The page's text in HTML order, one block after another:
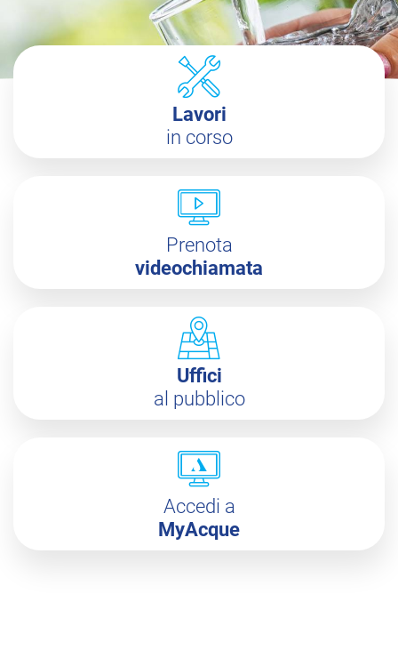
Lavori
in corso
Prenota
videochiamata
Uffici
al pubblico
Accedi a
MyAcque